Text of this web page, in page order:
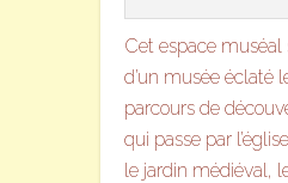
Cet espace muséal
d’un musée éclaté
parcours de
qui passe par
le jardin médiéval,